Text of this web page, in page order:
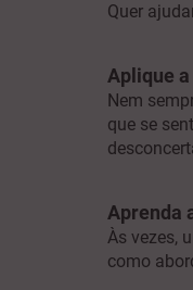
Quer
Aplique
Nem
que se
Aprenda
Às vezes,
como